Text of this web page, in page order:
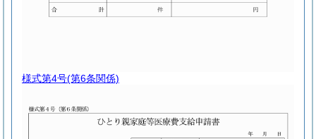
様式第4号(第6条関係)